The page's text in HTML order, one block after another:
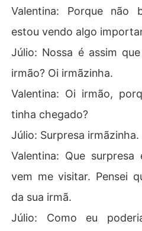
Valentina: Porque não
estou vendo algo
Júlio: Nossa é assim
irmão? Oi irmãzinha.
Valentina: Oi irmão,
tinha chegado?
Júlio: Surpresa irmãzinha.
Valentina: Que
vem me visitar. Pensei
da sua irmã.
Júlio: Como eu